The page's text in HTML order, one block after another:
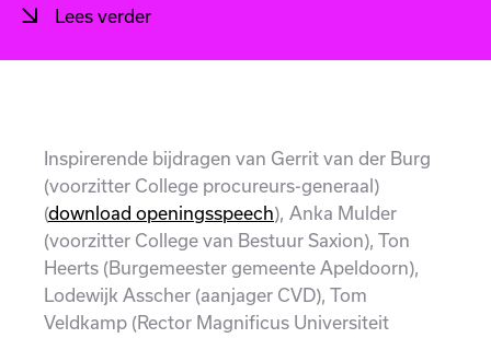
Lees verder
Inspirerende bijdragen van Gerrit van der Burg
(voorzitter College procureurs-generaal)
(download openingsspeech), Anka Mulder
(voorzitter College van Bestuur Saxion), Ton
Heerts (Burgemeester gemeente Apeldoorn),
Lodewijk Asscher (aanjager CVD), Tom
Veldkamp (Rector Magnificus Universiteit